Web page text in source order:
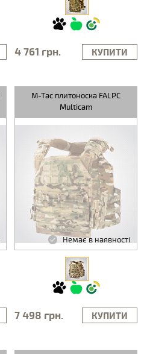
4 761 грн. КУПИТИ
M-Tac плитоноска FALPC
Multicam
Немає в наявності
7 498 грн. КУПИТИ